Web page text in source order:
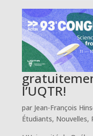
l’UQTR!
par Jean-François
Étudiants, Nouvelles,